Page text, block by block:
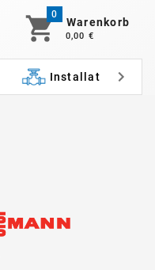
0
Warenkorb
0,00 €
Installation